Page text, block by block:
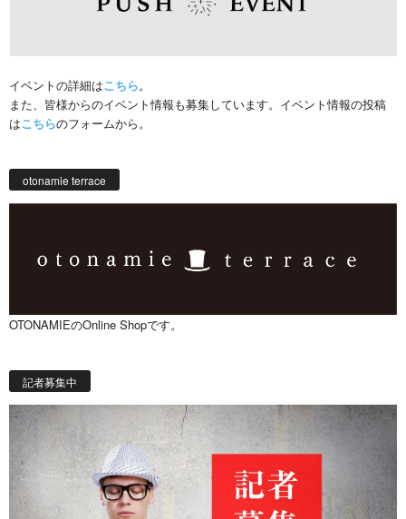
イベントの詳細はこちら。
また、皆様からのイベント情報も募集しています。イベント情報の投稿
はこちらのフォームから。
otonamie terrace
OTONAMIEのOnline Shopです。
記者募集中